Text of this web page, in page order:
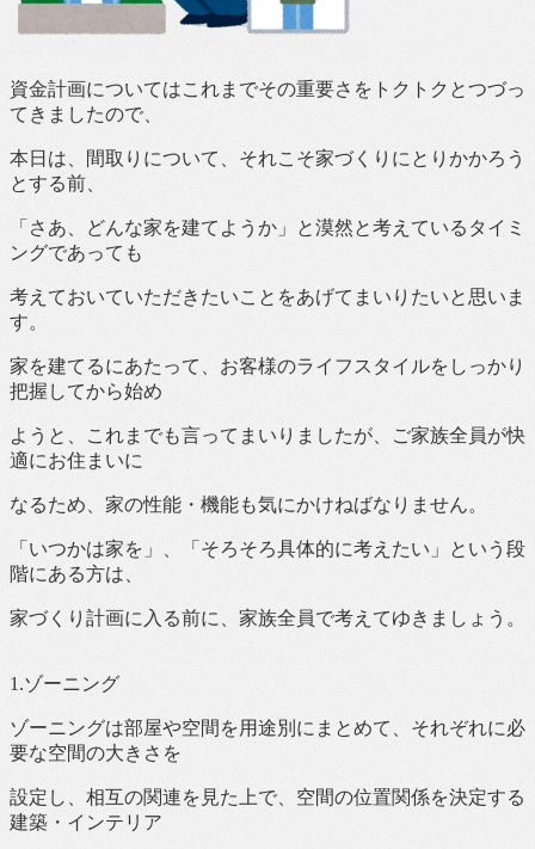
資金計画についてはこれまでその重要さをトクトクとつづっ
てきましたので、
本日は、間取りについて、それこそ家づくりにとりかかろう
とする前、
「さあ、どんな家を建てようか」と漠然と考えているタイミ
ングであっても
考えておいていただきたいことをあげてまいりたいと思いま
す。
家を建てるにあたって、お客様のライフスタイルをしっかり
把握してから始め
ようと、これまでも言ってまいりましたが、ご家族全員が快
適にお住まいに
なるため、家の性能・機能も気にかけねばなりません。
「いつかは家を」、「そろそろ具体的に考えたい」という段
階にある方は、
家づくり計画に入る前に、家族全員で考えてゆきましょう。
1.ゾーニング
ゾーニングは部屋や空間を用途別にまとめて、それぞれに必
要な空間の大きさを
設定し、相互の関連を見た上で、空間の位置関係を決定する
建築・インテリア